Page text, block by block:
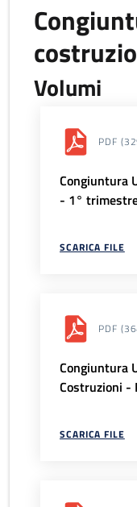
Volumi
PDF
Congiuntura
- 1°
SCARICA FILE
PDF
Congiuntura
Costruzioni
SCARICA FILE